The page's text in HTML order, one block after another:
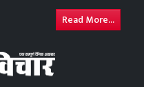
Read More...